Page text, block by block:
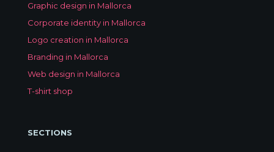
Graphic design in Mallorca
Corporate identity in Mallorca
Logo creation in Mallorca
Branding in Mallorca
Web design in Mallorca
T-shirt shop
SECTIONS